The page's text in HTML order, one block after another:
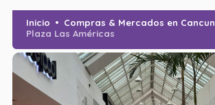
Inicio
Compras & Mercados en Cancun
Plaza Las Américas